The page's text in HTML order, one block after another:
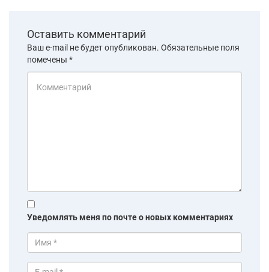
Оставить комментарий
Ваш e-mail не будет опубликован. Обязательные поля
помечены *
Уведомлять меня по почте о новых комментариях